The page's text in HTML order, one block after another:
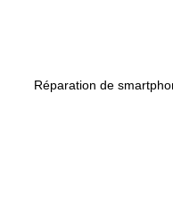
Réparation de